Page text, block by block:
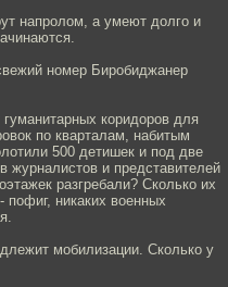
напролом, а умеют долго и
номер Биробиджанер
коридоров для
по кварталам, набитым
500 детишек и под две
журналистов и представителей
разгребали? Сколько их
никаких военных
мобилизации. Сколько у